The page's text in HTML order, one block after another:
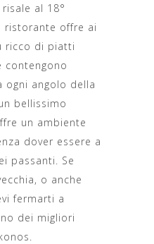
al 18°
ristorante offre ai
ricco di piatti
contengono
ogni angolo della
bellissimo
un ambiente
dover essere a
passanti. Se
o anche
fermarti a
dei migliori